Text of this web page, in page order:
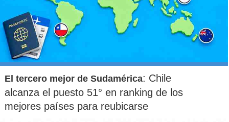
El tercero mejor de Sudamérica: Chile
alcanza el puesto 51° en ranking de los
mejores países para reubicarse